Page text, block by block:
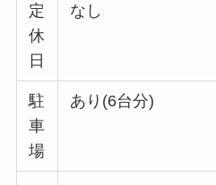
定
休
日
なし
駐
車
場
あり(6台分)